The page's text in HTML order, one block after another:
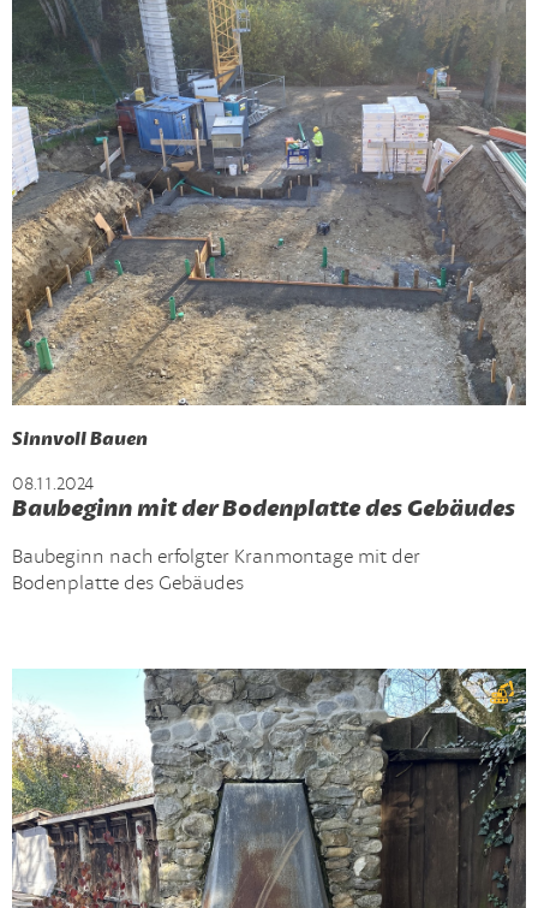
Sinnvoll Bauen
08.11.2024
Baubeginn mit der Bodenplatte des Gebäudes
Baubeginn nach erfolgter Kranmontage mit der
Bodenplatte des Gebäudes